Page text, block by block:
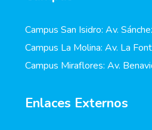
Campus San Isidro: Av.
Campus La Molina: Av. La
Campus Miraflores: Av.
Enlaces Externos